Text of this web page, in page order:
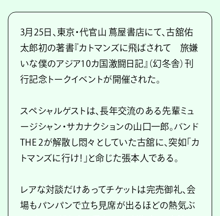
3月25日、東京・代官山 蔦屋書店にて、古舘佑
太郎初の著書『カトマンズに飛ばされて 旅嫌
いな僕のアジア10カ国激闘日記』（幻冬舎）刊
行記念トークイベントが開催された。
スペシャルゲストは、長年交流のある先輩ミュ
ージシャン・サカナクションの山口一郎。バンド
THE 2が解散し悶々としていた古舘に、突如「カ
トマンズに行け！」と命じた張本人である。
レアな対談だけあってチケットは完売御礼、会
場もパンパンで立ち見席が出るほどの熱気ぶ